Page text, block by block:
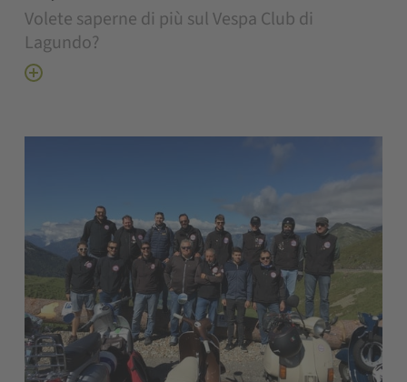
Volete saperne di più sul Vespa Club di
Lagundo?